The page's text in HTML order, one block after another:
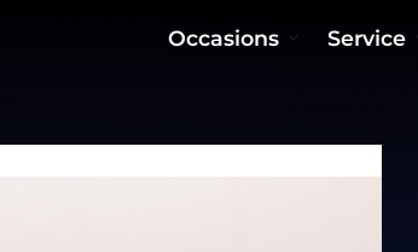
Occasions Service